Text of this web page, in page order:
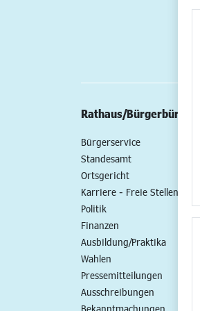
Rathaus/Bürgerbüro
Bürgerservice
Standesamt
Ortsgericht
Karriere - Freie Stellen
Politik
Finanzen
Ausbildung/Praktika
Wahlen
Pressemitteilungen
Ausschreibungen
Bekanntmachungen